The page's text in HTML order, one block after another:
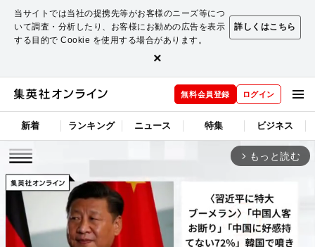
当サイトでは当社の提携先等がお客様のニーズ等につ
いて調査・分析したり、お客様にお勧めの広告を表示
する目的で Cookie を使用する場合があります。
詳しくはこちら
×
無料会員登録 ログイン
新着 ランキング ニュース 特集 ビジネス
arrow_forward_ios もっと読む